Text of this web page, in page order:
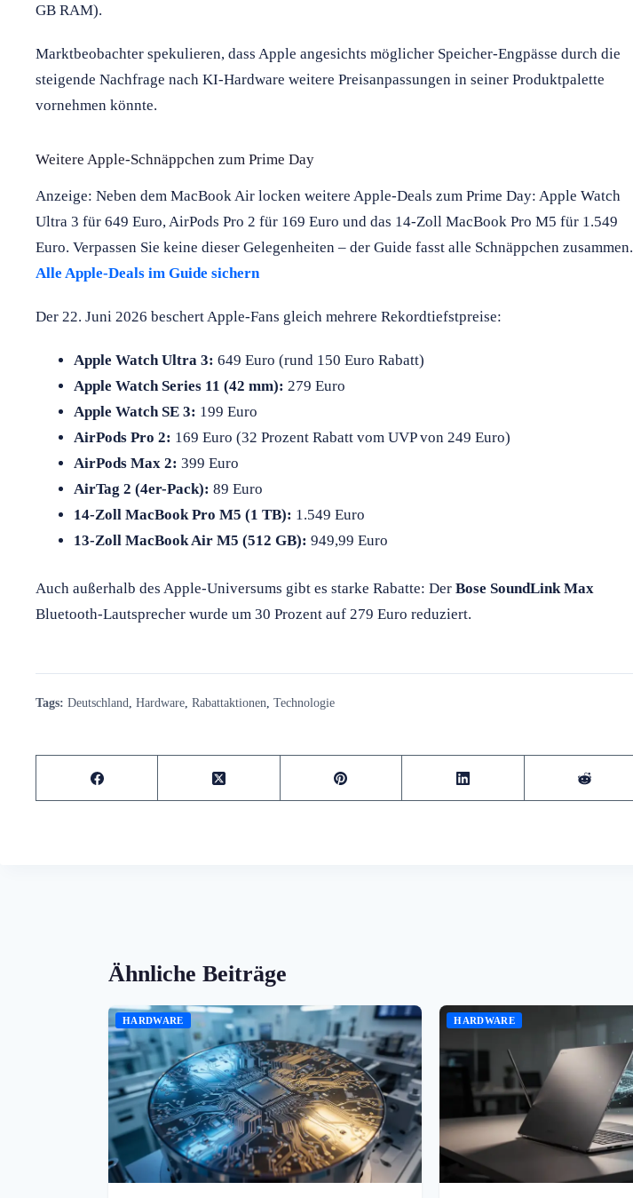
GB RAM).
Marktbeobachter spekulieren, dass Apple angesichts möglicher Speicher-Engpässe durch die
steigende Nachfrage nach KI-Hardware weitere Preisanpassungen in seiner Produktpalette
vornehmen könnte.
Weitere Apple-Schnäppchen zum Prime Day
Anzeige: Neben dem MacBook Air locken weitere Apple-Deals zum Prime Day: Apple Watch
Ultra 3 für 649 Euro, AirPods Pro 2 für 169 Euro und das 14-Zoll MacBook Pro M5 für 1.549
Euro. Verpassen Sie keine dieser Gelegenheiten – der Guide fasst alle Schnäppchen zusammen.
Alle Apple-Deals im Guide sichern
Der 22. Juni 2026 beschert Apple-Fans gleich mehrere Rekordtiefstpreise:
Apple Watch Ultra 3: 649 Euro (rund 150 Euro Rabatt)
Apple Watch Series 11 (42 mm): 279 Euro
Apple Watch SE 3: 199 Euro
AirPods Pro 2: 169 Euro (32 Prozent Rabatt vom UVP von 249 Euro)
AirPods Max 2: 399 Euro
AirTag 2 (4er-Pack): 89 Euro
14-Zoll MacBook Pro M5 (1 TB): 1.549 Euro
13-Zoll MacBook Air M5 (512 GB): 949,99 Euro
Auch außerhalb des Apple-Universums gibt es starke Rabatte: Der Bose SoundLink Max
Bluetooth-Lautsprecher wurde um 30 Prozent auf 279 Euro reduziert.
Tags: Deutschland Hardware Rabattaktionen Technologie
Ähnliche Beiträge
HARDWARE HARDWARE